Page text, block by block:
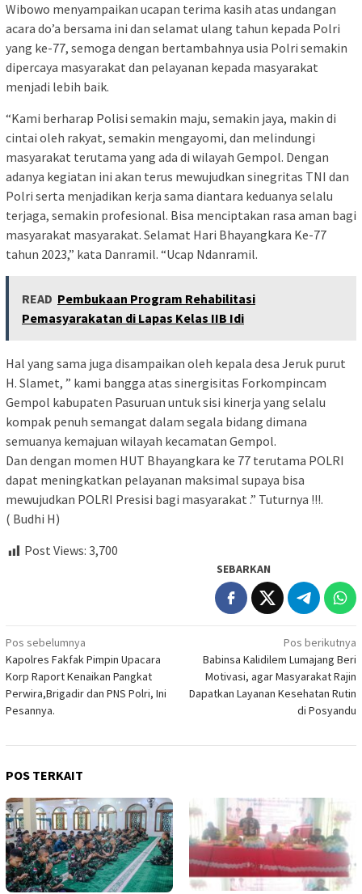
Wibowo menyampaikan ucapan terima kasih atas undangan
acara do’a bersama ini dan selamat ulang tahun kepada Polri
yang ke-77, semoga dengan bertambahnya usia Polri semakin
dipercaya masyarakat dan pelayanan kepada masyarakat
menjadi lebih baik.
“Kami berharap Polisi semakin maju, semakin jaya, makin di
cintai oleh rakyat, semakin mengayomi, dan melindungi
masyarakat terutama yang ada di wilayah Gempol. Dengan
adanya kegiatan ini akan terus mewujudkan sinegritas TNI dan
Polri serta menjadikan kerja sama diantara keduanya selalu
terjaga, semakin profesional. Bisa menciptakan rasa aman bagi
masyarakat masyarakat. Selamat Hari Bhayangkara Ke-77
tahun 2023,” kata Danramil. “Ucap Ndanramil.
READ Pembukaan Program Rehabilitasi
Pemasyarakatan di Lapas Kelas IIB Idi
Hal yang sama juga disampaikan oleh kepala desa Jeruk purut
H. Slamet, ” kami bangga atas sinergisitas Forkompincam
Gempol kabupaten Pasuruan untuk sisi kinerja yang selalu
kompak penuh semangat dalam segala bidang dimana
semuanya kemajuan wilayah kecamatan Gempol.
Dan dengan momen HUT Bhayangkara ke 77 terutama POLRI
dapat meningkatkan pelayanan maksimal supaya bisa
mewujudkan POLRI Presisi bagi masyarakat .” Tuturnya !!!.
( Budhi H)
Post Views: 3,700
SEBARKAN
Navigasi
pos
Pos sebelumnya
Kapolres Fakfak Pimpin Upacara
Korp Raport Kenaikan Pangkat
Perwira,Brigadir dan PNS Polri, Ini
Pesannya.
Pos berikutnya
Babinsa Kalidilem Lumajang Beri
Motivasi, agar Masyarakat Rajin
Dapatkan Layanan Kesehatan Rutin
di Posyandu
POS TERKAIT